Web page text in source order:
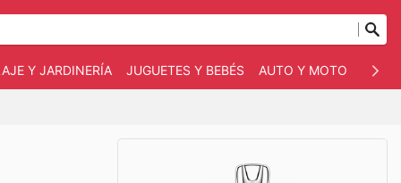
Y JARDINERÍA JUGUETES Y BEBÉS AUTO Y MOTO